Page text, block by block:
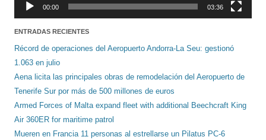
00:00 03:36
ENTRADAS RECIENTES
Récord de operaciones del Aeropuerto Andorra-La Seu: gestionó
1.063 en julio
Aena licita las principales obras de remodelación del Aeropuerto de
Tenerife Sur por más de 500 millones de euros
Armed Forces of Malta expand fleet with additional Beechcraft King
Air 360ER for maritime patrol
Mueren en Francia 11 personas al estrellarse un Pilatus PC-6